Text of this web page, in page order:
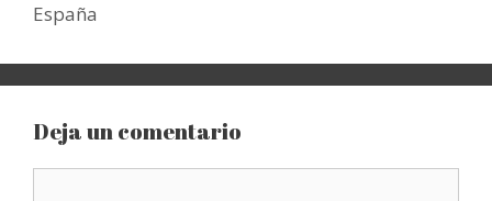
España
Deja un comentario